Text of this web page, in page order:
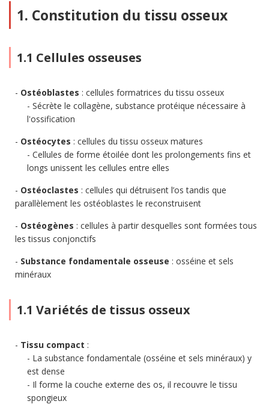
1. Constitution du tissu osseux
1.1 Cellules osseuses
Ostéoblastes : cellules formatrices du tissu osseux
Sécrète le collagène, substance protéique nécessaire à
l'ossification
Ostéocytes : cellules du tissu osseux matures
Cellules de forme étoilée dont les prolongements fins et
longs unissent les cellules entre elles
Ostéoclastes : cellules qui détruisent l’os tandis que
parallèlement les ostéoblastes le reconstruisent
Ostéogènes : cellules à partir desquelles sont formées tous
les tissus conjonctifs
Substance fondamentale osseuse : osséine et sels
minéraux
1.1 Variétés de tissus osseux
Tissu compact :
La substance fondamentale (osséine et sels minéraux) y
est dense
Il forme la couche externe des os, il recouvre le tissu
spongieux